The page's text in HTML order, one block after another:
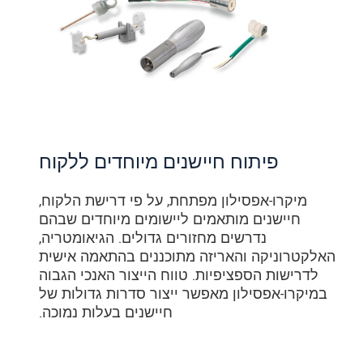
פיתוח חיישנים מיוחדים ללקוח
מיקרו-אפסילון מפתחת, על פי דרישת הלקוח,
חיישנים מותאמים ליישומים מיוחדים שבהם
נדרשים מחזורים גדולים. הגיאומטריה,
האלקטרוניקה והאריזה מתוכננים בהתאמה אישית
לדרישות הספציפיות. טווח הייצור האנכי הגבוה
במיקרו-אפסילון מאפשר ייצור סדרות גדולות של
חיישנים בעלות נמוכה.